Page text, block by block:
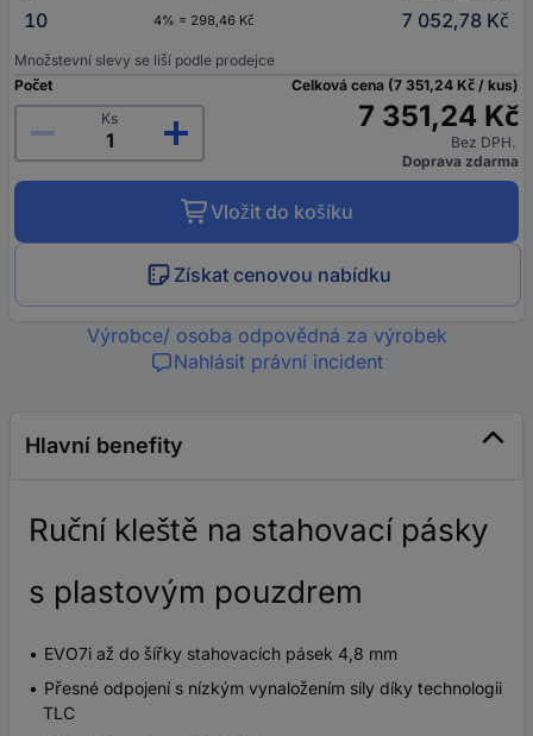
10
4% = 298,46 Kč 7 052,78 Kč
Množstevní slevy se liší podle prodejce
Počet
Ks
Celková cena (7 351,24 Kč / kus)
7 351,24 Kč
Bez DPH.
Doprava zdarma
Vložit do košíku
Získat cenovou nabídku
Výrobce/ osoba odpovědná za výrobek
Nahlásit právní incident
Hlavní benefity
Ruční kleště na stahovací pásky
s plastovým pouzdrem
EVO7i až do šířky stahovacích pásek 4,8 mm
Přesné odpojení s nízkým vynaložením síly díky technologii
TLC